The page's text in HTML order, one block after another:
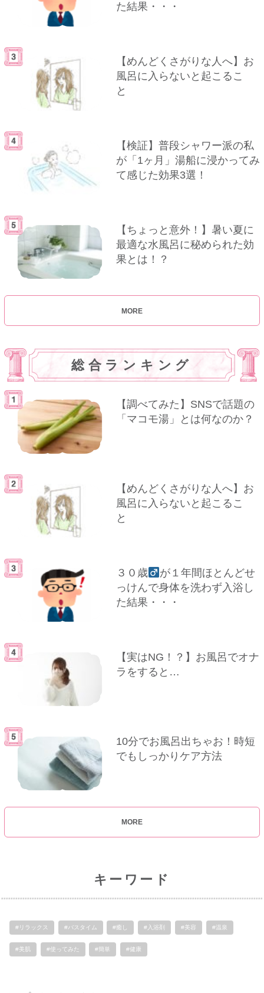
た結果・・・
【めんどくさがりな人へ】お
風呂に入らないと起こるこ
と
【検証】普段シャワー派の私
が「1ヶ月」湯船に浸かってみ
て感じた効果3選！
【ちょっと意外！】暑い夏に
最適な水風呂に秘められた効
果とは！？
MORE
総合ランキング
【調べてみた】SNSで話題の
「マコモ湯」とは何なのか？
【めんどくさがりな人へ】お
風呂に入らないと起こるこ
と
３０歳
が１年間ほとんどせ
っけんで身体を洗わず入浴し
た結果・・・
【実はNG！？】お風呂でオナ
ラをすると…
10分でお風呂出ちゃお！時短
でもしっかりケア方法
MORE
キーワード
#リラックス #バスタイム #癒し #入浴剤 #美容 #温泉
#美肌 #使ってみた #簡単 #健康